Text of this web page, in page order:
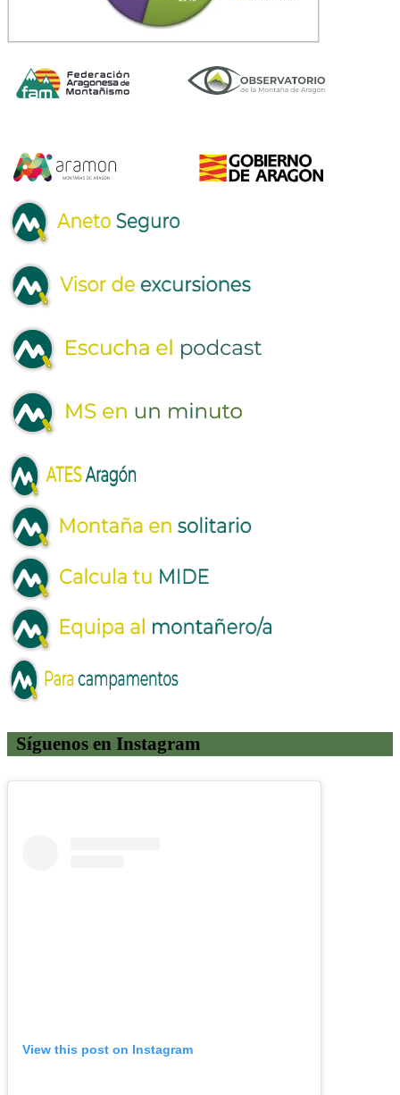
Síguenos en Instagram
View this post on Instagram